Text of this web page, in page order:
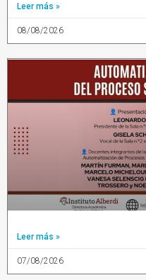
Leer más »
08/08/2026
Leer más »
07/08/2026